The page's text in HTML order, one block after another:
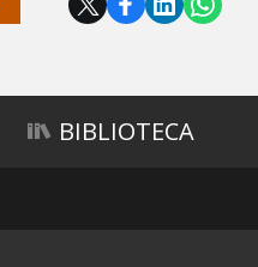
BIBLIOTECA